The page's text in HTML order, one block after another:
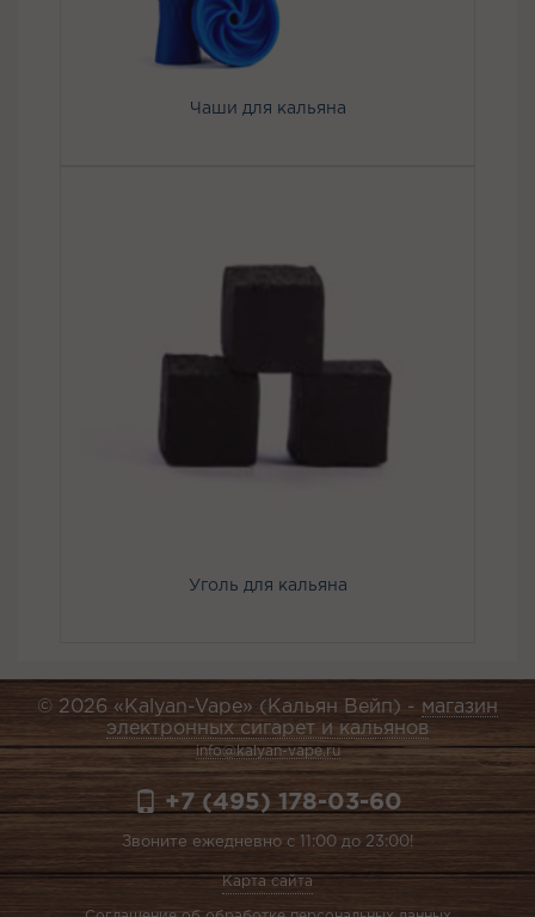
Чаши для кальяна
Уголь для кальяна
© 2026 «Kalyan-Vape» (Кальян Вейп) - магазин
электронных сигарет и кальянов
info@kalyan-vape.ru
+7 (495) 178-03-60
Звоните ежедневно с 11:00 до 23:00!
Карта сайта